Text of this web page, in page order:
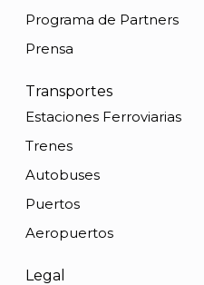
Programa de Partners
Prensa
Transportes
Estaciones Ferroviarias
Trenes
Autobuses
Puertos
Aeropuertos
Legal